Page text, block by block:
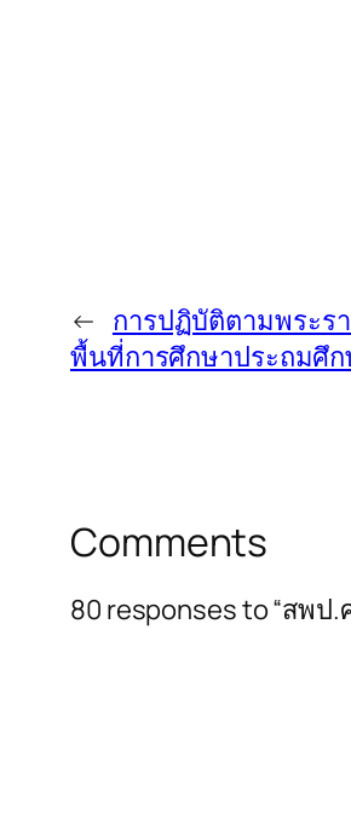
← การปฏิบัติตามพระร
พื้นที่การศึกษาประถมศึก
Comments
80 responses to “สพป.